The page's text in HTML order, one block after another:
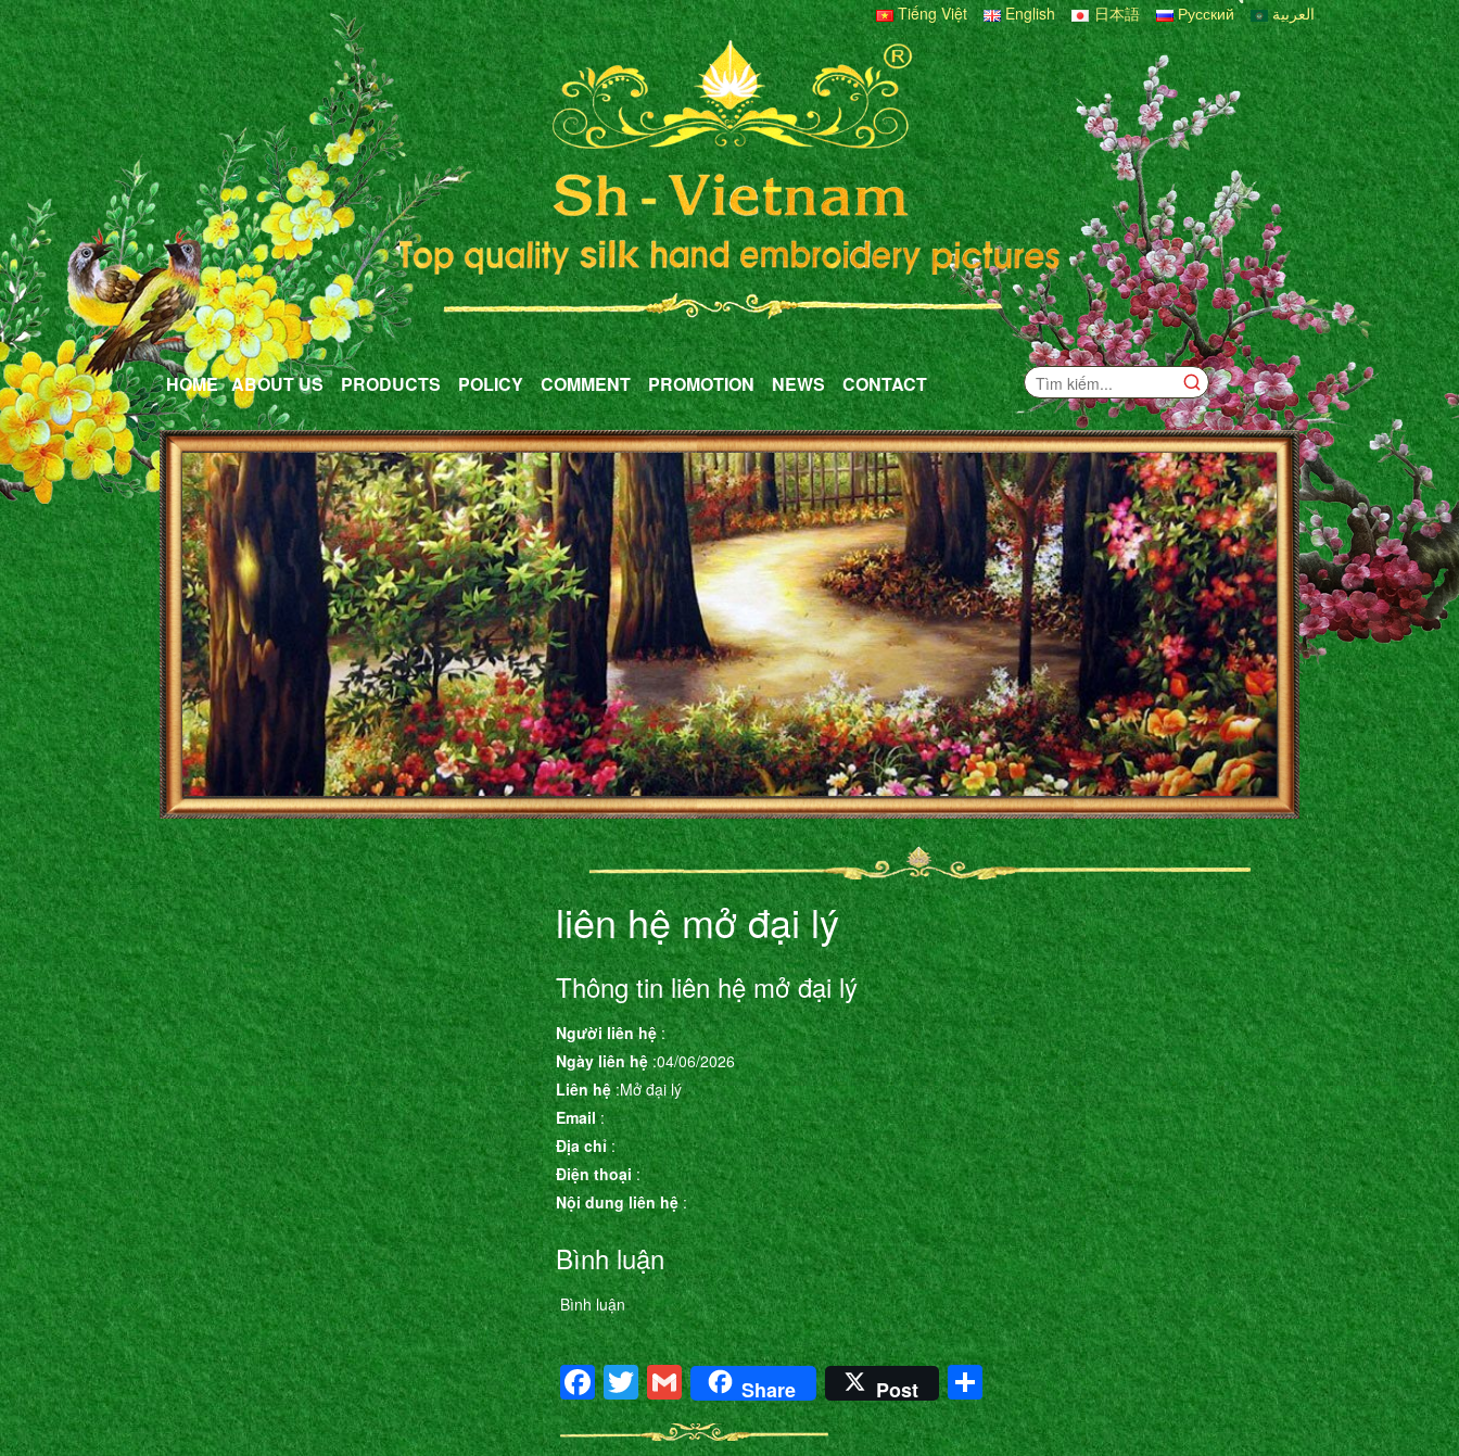
Tiếng Việt English 日本語 Русский العربية
HOME ABOUT US PRODUCTS POLICY COMMENT PROMOTION NEWS CONTACT
liên hệ mở đại lý
Thông tin liên hệ mở đại lý
Người liên hệ:
Ngày liên hệ:04/06/2026
Liên hệ:Mở đại lý
Email:
Địa chỉ:
Điện thoại:
Nội dung liên hệ:
Bình luận
Bình luận
Facebook
Twitter
Gmail
Share Post Share